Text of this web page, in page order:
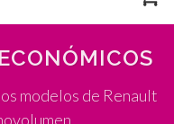
modelos de Renault